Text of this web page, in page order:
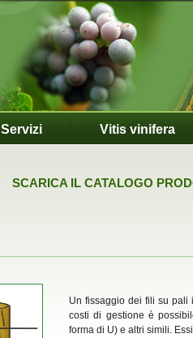
Servizi Vitis vinifera
SCARICA IL CATALOGO
Un fissaggio dei fili su pali
costi di gestione è
forma di U) e altri simili.